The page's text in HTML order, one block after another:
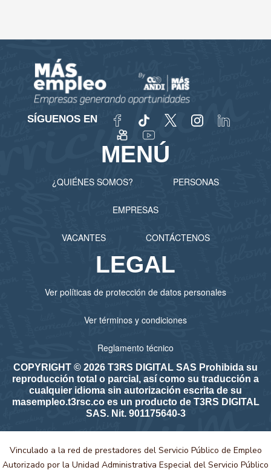
SÍGUENOS EN
MENÚ
¿QUIÉNES SOMOS? PERSONAS
EMPRESAS
VACANTES CONTÁCTENOS
LEGAL
Ver políticas de protección de datos personales
Ver términos y condiciones
Reglamento técnico
COPYRIGHT © 2026 T3RS DIGITAL SAS Prohibida su
reproducción total o parcial, así como su traducción a
cualquier idioma sin autorización escrita de su
masempleo.t3rsc.co es un producto de T3RS DIGITAL
SAS. Nit. 901175640-3
Vinculado a la red de prestadores del Servicio Público de Empleo
Autorizado por la Unidad Administrativa Especial del Servicio Público